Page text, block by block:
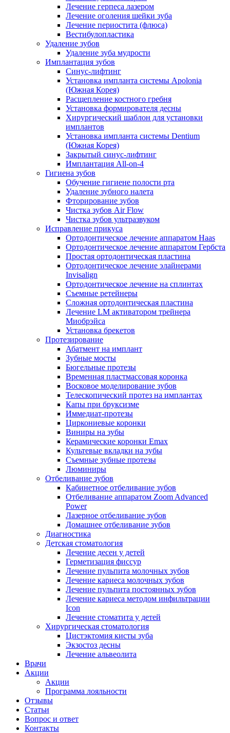
Лечение герпеса лазером
Лечение оголения шейки зуба
Лечение периостита (флюса)
Вестибулопластика
Удаление зубов
Удаление зуба мудрости
Имплантация зубов
Синус-лифтинг
Установка импланта системы Apolonia
(Южная Корея)
Расщепление костного гребня
Установка формирователя десны
Хирургический шаблон для установки
имплантов
Установка импланта системы Dentium
(Южная Корея)
Закрытый синус-лифтинг
Имплантация All-on-4
Гигиена зубов
Обучение гигиене полости рта
Удаление зубного налета
Фторирование зубов
Чистка зубов Air Flow
Чистка зубов ультразвуком
Исправление прикуса
Ортодонтическое лечение аппаратом Haas
Ортодонтическое лечение аппаратом Гербста
Простая ортодонтическая пластина
Ортодонтическое лечение элайнерами
Invisalign
Ортодонтическое лечение на сплинтах
Съемные ретейнеры
Сложная ортодонтическая пластина
Лечение LM активатором трейнера
Миобрэйса
Установка брекетов
Протезирование
Абатмент на имплант
Зубные мосты
Бюгельные протезы
Временная пластмассовая коронка
Восковое моделирование зубов
Телескопический протез на имплантах
Капы при бруксизме
Иммедиат-протезы
Циркониевые коронки
Виниры на зубы
Керамические коронки Emax
Культевые вкладки на зубы
Съемные зубные протезы
Люминиры
Отбеливание зубов
Кабинетное отбеливание зубов
Отбеливание аппаратом Zoom Advanced
Power
Лазерное отбеливание зубов
Домашнее отбеливание зубов
Диагностика
Детская стоматология
Лечение десен у детей
Герметизация фиссур
Лечение пульпита молочных зубов
Лечение кариеса молочных зубов
Лечение пульпита постоянных зубов
Лечение кариеса методом инфильтрации
Icon
Лечение стоматита у детей
Хирургическая стоматология
Цистэктомия кисты зуба
Экзостоз десны
Лечение альвеолита
Врачи
Акции
Акции
Программа лояльности
Отзывы
Статьи
Вопрос и ответ
Контакты